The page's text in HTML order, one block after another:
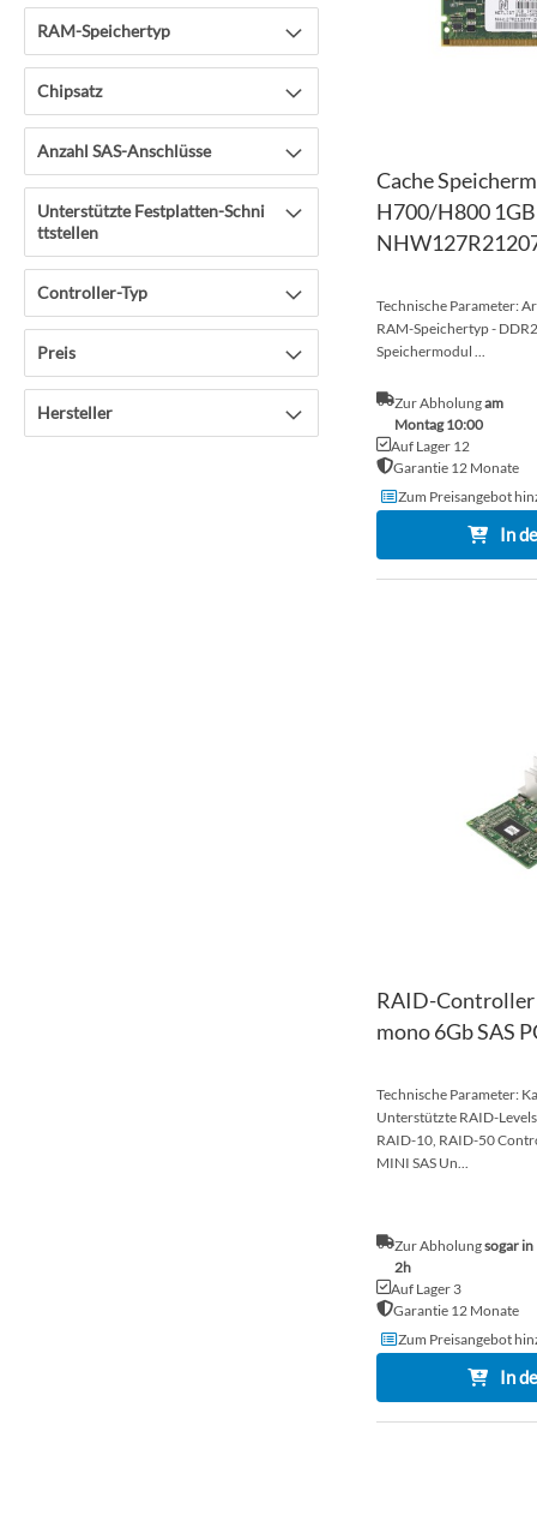
Cache
H700/H800
Technische Parameter:
RAM-Speichertyp -
Speichermodul ...
Zur Abholungam
Montag 10:00
Auf Lager 12
Garantie 12 Monate
Zum Preisangebot
In
RAID-
mono 6Gb SAS
Technische Parameter:
Unterstützte RAID-
RAID-10, RAID-50
MINI SAS Un...
Zur Abholungsogar in
2h
Auf Lager 3
Garantie 12 Monate
Zum Preisangebot
In
RAM-Speichertyp
Chipsatz
Anzahl SAS-Anschlüsse
Unterstützte Festplatten-Schni
ttstellen
Controller-Typ
Preis
Hersteller